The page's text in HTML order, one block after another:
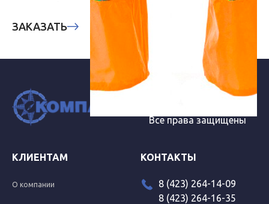
ЗАКАЗАТЬ
Все права защищены
КЛИЕНТАМ
О компании
КОНТАКТЫ
8 (423) 264-14-09
8 (423) 264-16-35